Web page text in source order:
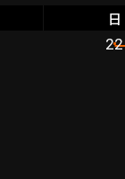
日
22